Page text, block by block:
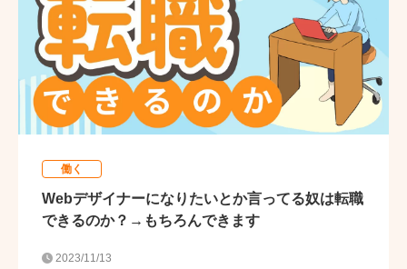
働く
Webデザイナーになりたいとか言ってる奴は転職
できるのか？→もちろんできます
2023/11/13